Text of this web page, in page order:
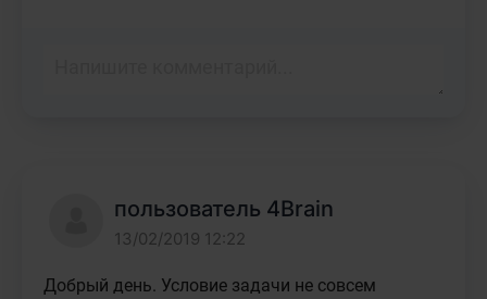
пользователь 4Brain
13/02/2019 12:22
Добрый день. Условие задачи не совсем